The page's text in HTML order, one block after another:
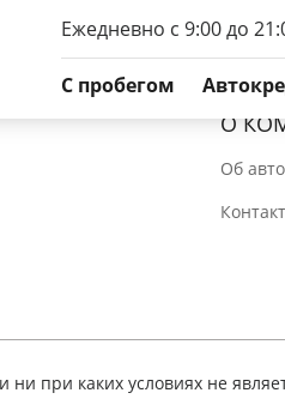
Ежедневно с 9:00 до
C пробегом
О
Об
при каких условиях не